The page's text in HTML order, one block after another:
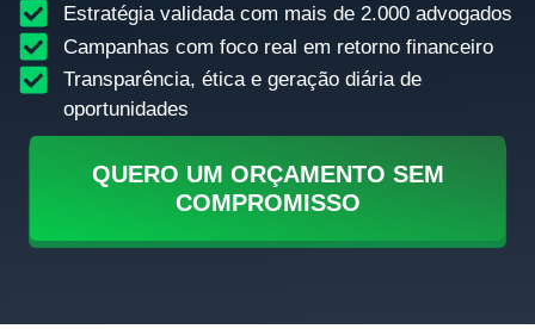
Estratégia validada com mais de 2.000 advogados
Campanhas com foco real em retorno financeiro
Transparência, ética e geração diária de
oportunidades
QUERO UM ORÇAMENTO SEM
COMPROMISSO